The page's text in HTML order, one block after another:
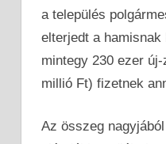
a település
elterjedt a
mintegy 230 ezer
millió Ft) fizetnek
Az összeg